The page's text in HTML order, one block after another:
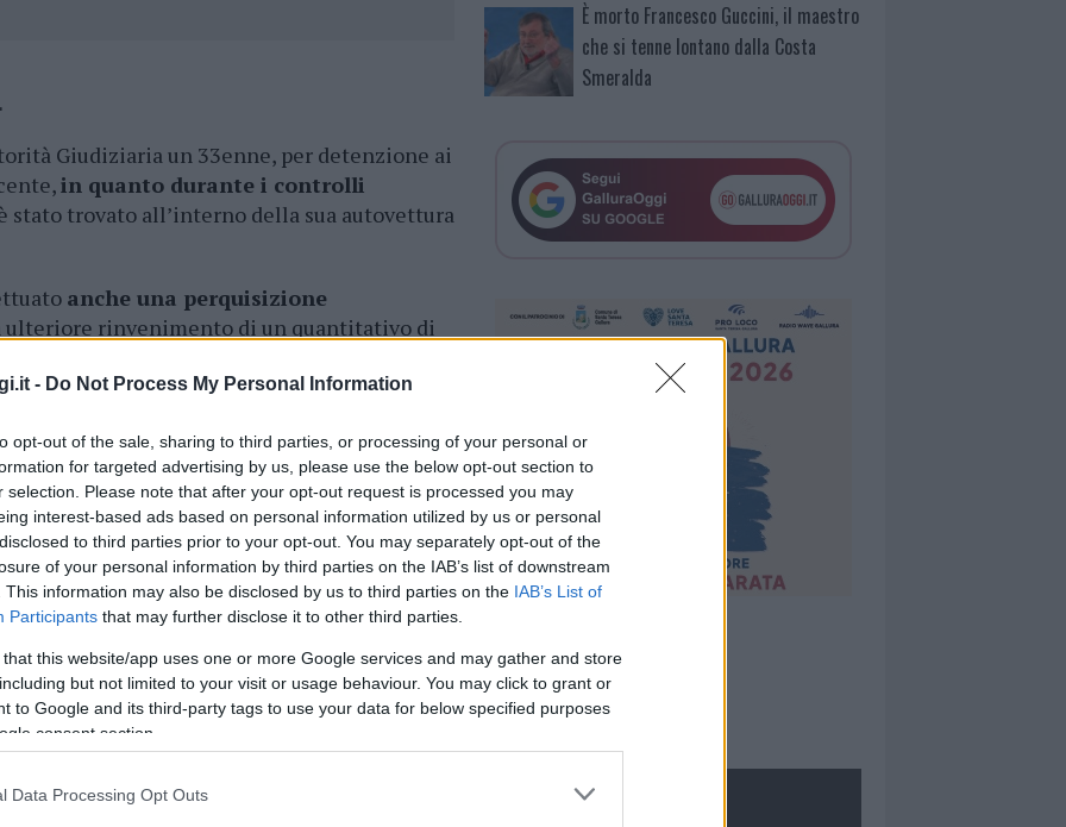
- Do Not Process My Personal Information
opt-out of the sale, sharing to third parties, or processing of your personal or
for targeted advertising by us, please use the below opt-out section to
selection. Please note that after your opt-out request is processed you may
interest-based ads based on personal information utilized by us or personal
to third parties prior to your opt-out. You may separately opt-out of the
of your personal information by third parties on the IAB’s list of downstream
This information may also be disclosed by us to third parties on the IAB’s List of
Participants that may further disclose it to other third parties.
that this website/app uses one or more Google services and may gather and store
but not limited to your visit or usage behaviour. You may click to grant or
to Google and its third-party tags to use your data for below specified purposes
consent section.
Data Processing Opt Outs
Giudiziaria un 33enne, per detenzione ai
in quanto durante i controlli
stato trovato all’interno della sua autovettura
anche una perquisizione
ulteriore rinvenimento di un quantitativo di
ai derivati della canapa indiana, per un
cliccandoqui
nella sezione Logindal menù del sito o
È morto Francesco Guccini, il maestro
che si tenne lontano dalla Costa
Smeralda
NECROLOGIE